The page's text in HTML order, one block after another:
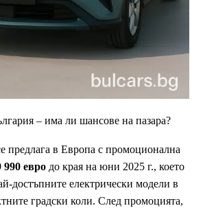
– има ли шансове на пазара?
предлага в Европа с промоционална
990 евро до края на юни 2025 г., което
достъпните електрически модели в
градски коли. След промоцията,